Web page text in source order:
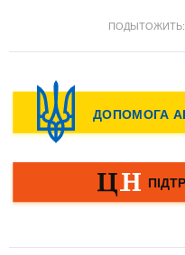
ПОДЫТОЖИТЬ: